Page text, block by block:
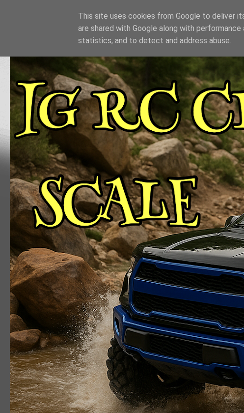
This site uses cookies from Google to deliver
are shared with Google along with
statistics, and to detect and address abuse.